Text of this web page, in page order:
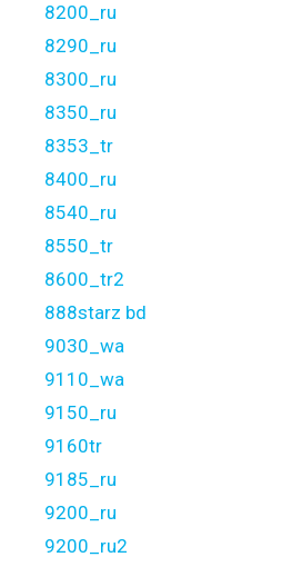
8200_ru
8290_ru
8300_ru
8350_ru
8353_tr
8400_ru
8540_ru
8550_tr
8600_tr2
888starz bd
9030_wa
9110_wa
9150_ru
9160tr
9185_ru
9200_ru
9200_ru2